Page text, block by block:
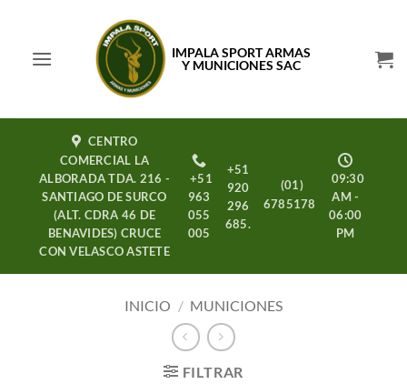
contenido
IMPALA SPORT ARMAS
Y MUNICIONES SAC
CENTRO
COMERCIAL LA
ALBORADA TDA. 216 -
SANTIAGO DE SURCO
(ALT. CDRA 46 DE
BENAVIDES) CRUCE
CON VELASCO ASTETE
09:30
AM -
06:00
PM
+51
963
055
005
+51
920
296
685.
(01)
6785178
INICIO / MUNICIONES
FILTRAR